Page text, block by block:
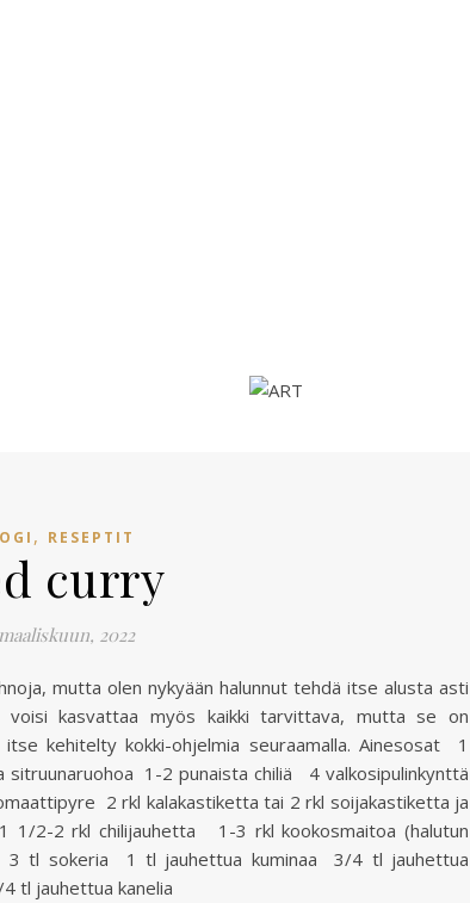
, RESEPTIT
curry
2022
mutta olen nykyään halunnut tehdä itse alusta asti
kasvattaa myös kaikki tarvittava, mutta se on
kehitelty kokki-ohjelmia seuraamalla. Ainesosat 1
1-2 punaista chiliä 4 valkosipulinkynttä
2 rkl kalakastiketta tai 2 rkl soijakastiketta ja
1/2-2 rkl chilijauhetta 1-3 rkl kookosmaitoa (halutun
3 tl sokeria 1 tl jauhettua kuminaa 3/4 tl jauhettua
tl jauhettua kanelia